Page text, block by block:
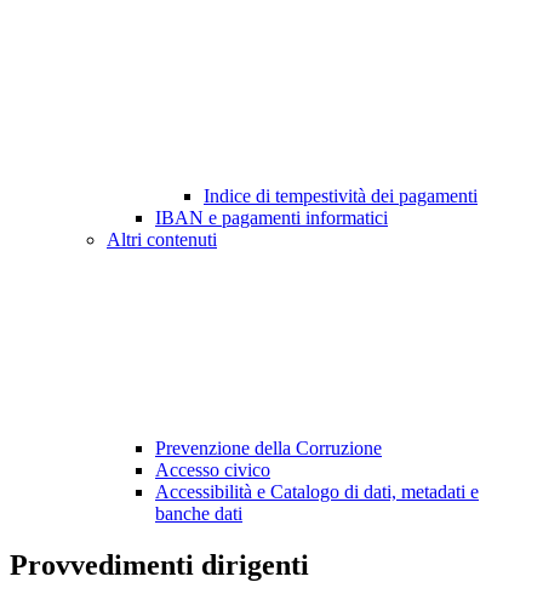
Indice di tempestività dei pagamenti
IBAN e pagamenti informatici
Altri contenuti
Prevenzione della Corruzione
Accesso civico
Accessibilità e Catalogo di dati, metadati e
banche dati
Provvedimenti dirigenti